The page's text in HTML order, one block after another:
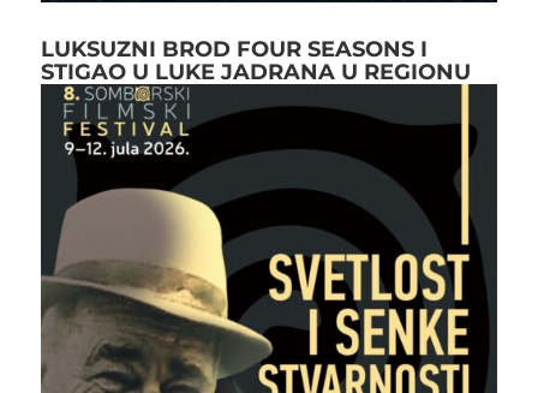
LUKSUZNI BROD FOUR SEASONS I
STIGAO U LUKE JADRANA U REGIONU